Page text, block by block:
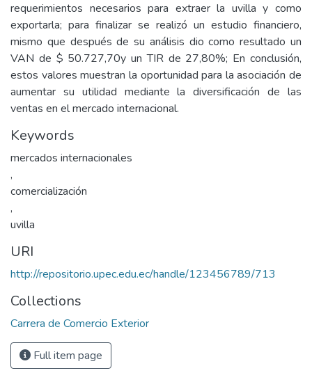
requerimientos necesarios para extraer la uvilla y como
exportarla; para finalizar se realizó un estudio financiero,
mismo que después de su análisis dio como resultado un
VAN de $ 50.727,70y un TIR de 27,80%; En conclusión,
estos valores muestran la oportunidad para la asociación de
aumentar su utilidad mediante la diversificación de las
ventas en el mercado internacional.
Keywords
mercados internacionales
,
comercialización
,
uvilla
URI
http://repositorio.upec.edu.ec/handle/123456789/713
Collections
Carrera de Comercio Exterior
Full item page